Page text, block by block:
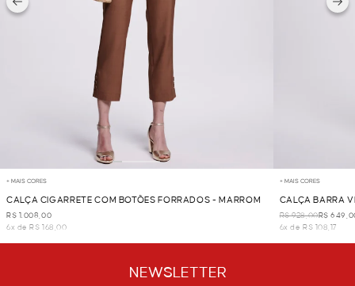
+ MAIS CORES
CALÇA CIGARRETE COM BOTÕES FORRADOS - MARROM
R$ 1.008,00
6x de R$ 168,00
+ MAIS CORES
CALÇA BARRA
R$ 928,00R$
6x de R$ 108,17
NEWSLETTER